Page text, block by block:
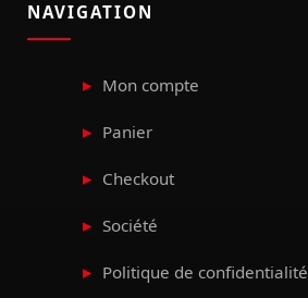
NAVIGATION
Mon compte
Panier
Checkout
Société
Politique de confidentialité